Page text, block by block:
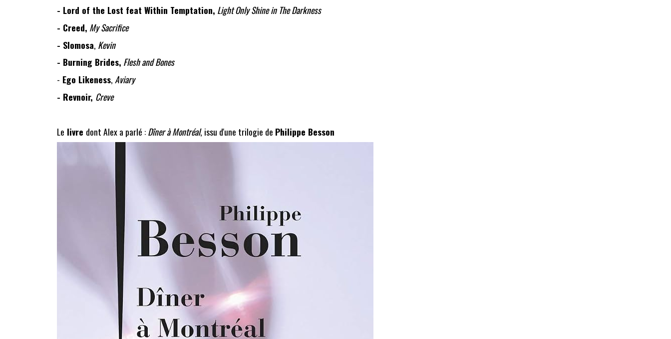
- Lord of the Lost feat Within Temptation, Light Only Shine in The Darkness
- Creed, My Sacrifice
- Slomosa, Kevin
- Burning Brides, Flesh and Bones
- Ego Likeness, Aviary
- Revnoir, Creve
Le livre dont Alex a parlé :Dîner à Montréal, issu d'une trilogie de Philippe Besson